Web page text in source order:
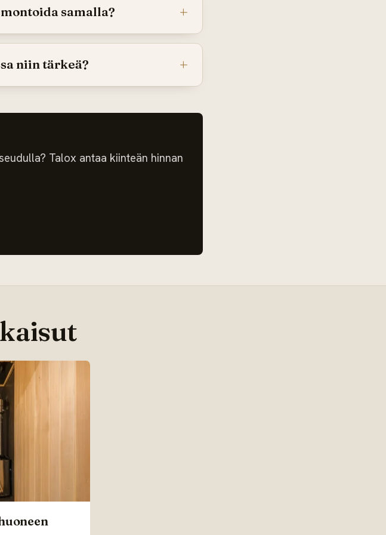
samalla?
niin tärkeä?
Talox antaa kiinteän hinnan